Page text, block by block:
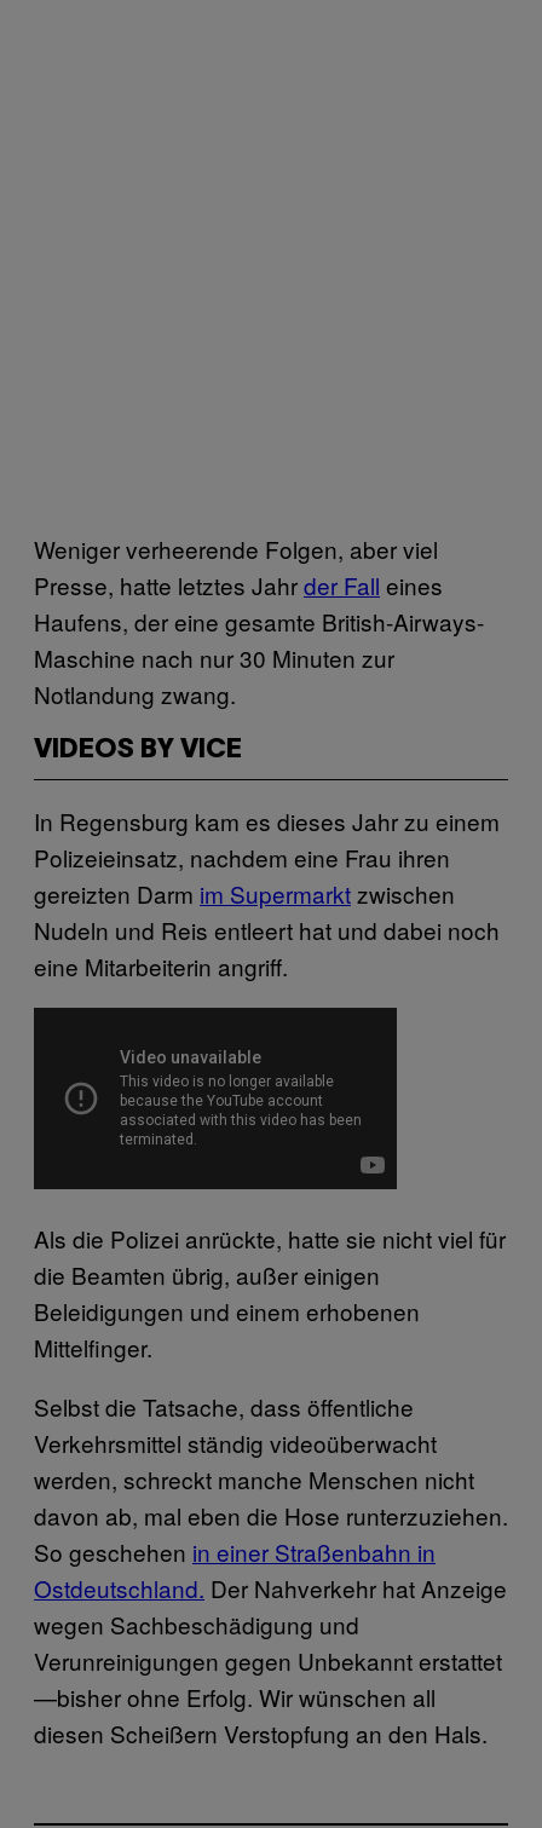
Weniger verheerende Folgen, aber viel
Presse, hatte letztes Jahrder Fall eines
Haufens, der eine gesamte British-Airways-
Maschine nach nur 30 Minuten zur
Notlandung zwang.
VIDEOS BY VICE
In Regensburg kam es dieses Jahr zu einem
Polizeieinsatz, nachdem eine Frau ihren
gereizten Darm im Supermarktzwischen
Nudeln und Reis entleert hat und dabei noch
eine Mitarbeiterin angriff.
Als die Polizei anrückte, hatte sie nicht viel für
die Beamten übrig, außer einigen
Beleidigungen und einem erhobenen
Mittelfinger.
Selbst die Tatsache, dass öffentliche
Verkehrsmittel ständig videoüberwacht
werden, schreckt manche Menschen nicht
davon ab, mal eben die Hose runterzuziehen.
So geschehen in einer Straßenbahn in
Ostdeutschland. Der Nahverkehr hat Anzeige
wegen Sachbeschädigung und
Verunreinigungen gegen Unbekannt erstattet
—bisher ohne Erfolg. Wir wünschen all
diesen Scheißern Verstopfung an den Hals.